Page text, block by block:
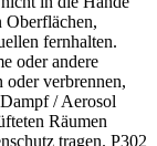
Oberflächen,
fernhalten.
oder andere
oder verbrennen,
/ Aerosol
Räumen
tragen. P302